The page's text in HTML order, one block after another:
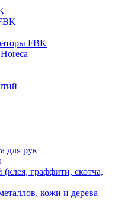
FBK
для рук
граффити, скотча,
кожи и дерева